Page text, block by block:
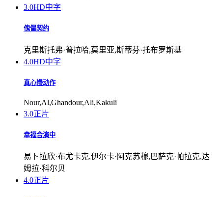
3.0HD中字
傀儡契约
克里斯托弗·普拉哈,莫里亚,斯蒂芬·托布罗斯基
4.0HD中字
真心慢动作
Nour,Al,Ghandour,Ali,Kakuli
3.0正片
幸福合演中
易卜拉欣·布尤卡克,伊尔卡·阿克苏穆,巴萨克·帕拉克,达
姆拉·科尔贝
4.0正片